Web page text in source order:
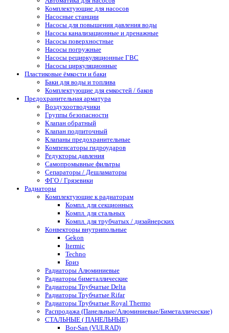
Комплектующие для насосов
Насосные станции
Насосы для повышения давления воды
Насосы канализационные и дренажные
Насосы поверхностные
Насосы погружные
Насосы рециркуляционные ГВС
Насосы циркуляционные
Пластиковые ёмкости и баки
Баки для воды и топлива
Комплектующие для емкостей / баков
Предохранительная арматура
Воздухоотводчики
Группы безопасности
Клапан обратный
Клапан подпиточный
Клапаны предохранительные
Компенсаторы гидроударов
Редукторы давления
Самопромывные фильтры
Сепараторы / Дешламаторы
ФГО / Грязевики
Радиаторы
Комплектующие к радиаторам
Компл. для секционных
Компл. для стальных
Компл. для трубчатых / дизайнерских
Конвекторы внутрипольные
Gekon
Itermic
Techno
Бриз
Радиаторы Алюминиевые
Радиаторы биметаллические
Радиаторы Трубчатые Delta
Радиаторы Трубчатые Rifar
Радиаторы Трубчатые Royal Thermo
Распродажа (Панельные/Алюминиевые/Биметаллические)
СТАЛЬНЫЕ ( ПАНЕЛЬНЫЕ)
Bor-San (VULRAD)